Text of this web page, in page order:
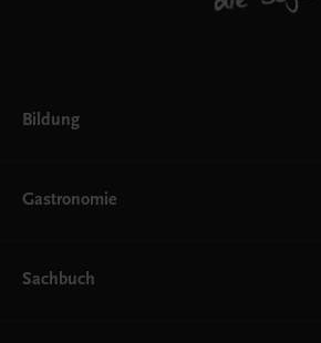
Bildung
AHS
EWF/ZWF
FW
Gastronomie
Getränke
Sachbuch